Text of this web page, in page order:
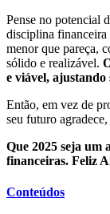
Pense no potencial
disciplina financeira
menor que pareça,
sólido e realizável.
e viável, ajustando
Então, em vez de
seu futuro
Que 2025 seja um
financeiras. Feliz
Conteúdos